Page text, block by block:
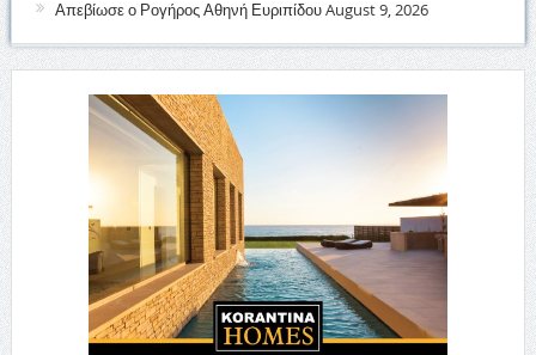
Απεβίωσε ο Ρογήρος Αθηνή ΕυριπίδουAugust 9, 2026